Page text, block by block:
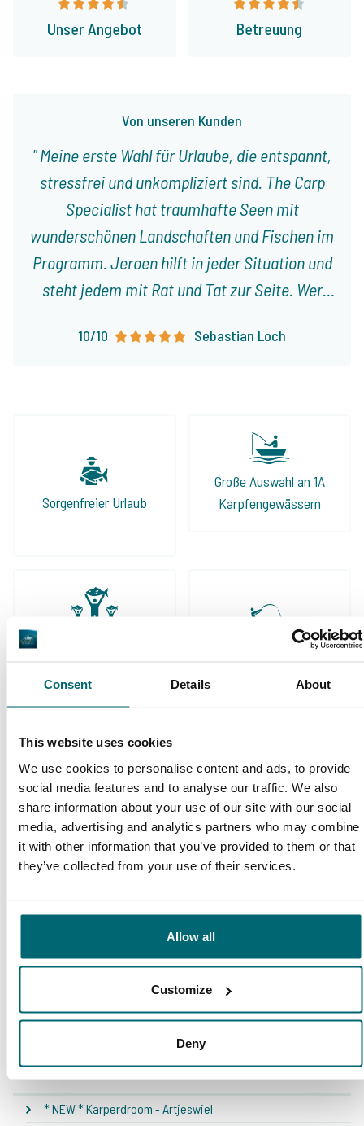
Consent Details About
This website uses cookies
We use cookies to personalise content and ads, to provide
social media features and to analyse our traffic. We also
share information about your use of our site with our social
media, advertising and analytics partners who may combine
it with other information that you’ve provided to them or that
they’ve collected from your use of their services.
Allow all
Customize
Deny
Von unseren Kunden
Meine erste Wahl für Urlaube, die entspannt,
stressfrei und unkompliziert sind. The Carp
Specialist hat traumhafte Seen mit
wunderschönen Landschaften und Fischen im
Programm. Jeroen hilft in jeder Situation und
steht jedem mit Rat und Tat zur Seite. Wer
Urlaub verbringen möchte, ist bei The Carp
10/10 Sebastian Loch
Unser Angebot Betreuung
Sorgenfreier Urlaub
Große Auswahl an 1A
Karpfengewässern
Diese Firmen sind Ihnen bereits
vorausgegangen!
1 2 3 4
Unser Angebot
* NEW * Karperdroom - Artjeswiel